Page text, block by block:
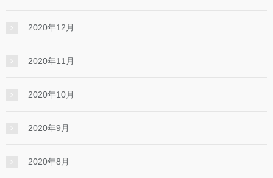
2020年12月
2020年11月
2020年10月
2020年9月
2020年8月